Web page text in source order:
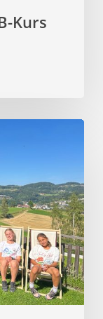
Kurs